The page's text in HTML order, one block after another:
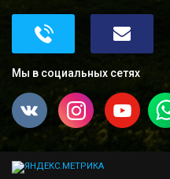
Мы в социальных сетях